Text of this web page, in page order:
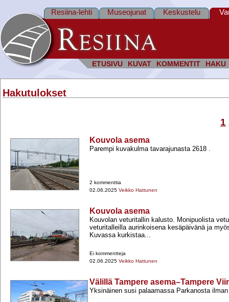
ETUSIVU KUVAT KOMMENTIT HAKU
Resiina-lehti Museojunat Keskustelu
Hakutulokset
1
Kouvola asema
Parempi kuvakulma tavarajunasta 2618 .
2 kommenttia
02.06.2025 Veikko Hattunen
Kouvola asema
Kouvolan veturitallin kalusto. Monipuolista
veturitalleilla aurinkoisena kesäpäivänä ja
Kuvassa kurkistaa...
Ei kommentteja
02.06.2025 Veikko Hattunen
Välillä Tampere asema–Tampere
Yksinäinen susi palaamassa Parkanosta